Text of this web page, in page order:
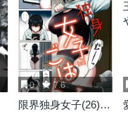
0 7.6
限界独身女子(26)ご